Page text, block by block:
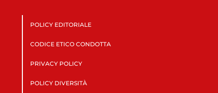
POLICY EDITORIALE
CODICE ETICO CONDOTTA
PRIVACY POLICY
POLICY DIVERSITÀ